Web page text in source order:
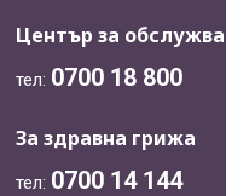
Център за
тел: 0700 18 800
За здравна грижа
тел: 0700 14 144